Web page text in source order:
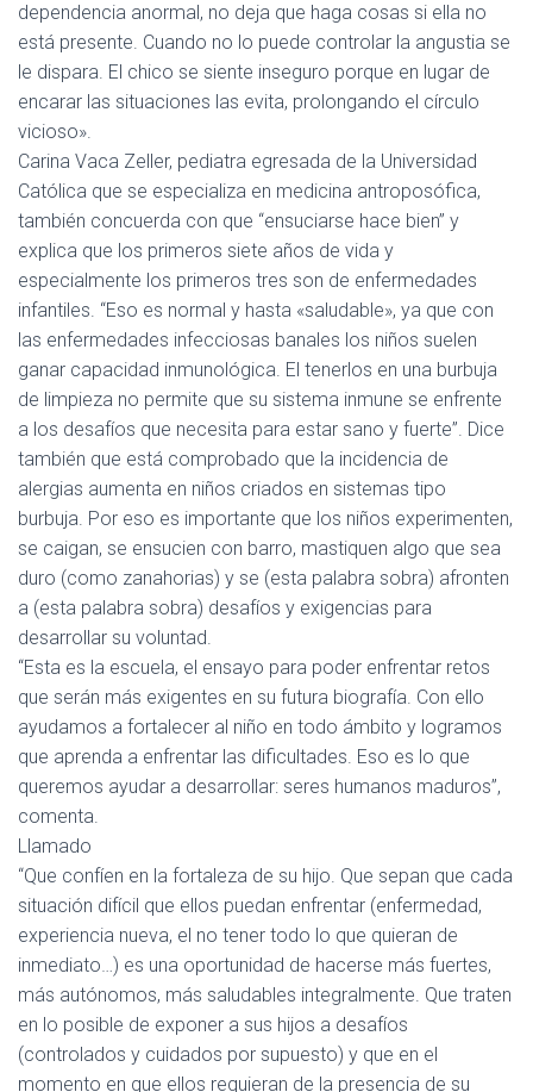
dependencia anormal, no deja que haga cosas si ella no
está presente. Cuando no lo puede controlar la angustia se
le dispara. El chico se siente inseguro porque en lugar de
encarar las situaciones las evita, prolongando el círculo
vicioso».
Carina Vaca Zeller, pediatra egresada de la Universidad
Católica que se especializa en medicina antroposófica,
también concuerda con que “ensuciarse hace bien” y
explica que los primeros siete años de vida y
especialmente los primeros tres son de enfermedades
infantiles. “Eso es normal y hasta «saludable», ya que con
las enfermedades infecciosas banales los niños suelen
ganar capacidad inmunológica. El tenerlos en una burbuja
de limpieza no permite que su sistema inmune se enfrente
a los desafíos que necesita para estar sano y fuerte”. Dice
también que está comprobado que la incidencia de
alergias aumenta en niños criados en sistemas tipo
burbuja. Por eso es importante que los niños experimenten,
se caigan, se ensucien con barro, mastiquen algo que sea
duro (como zanahorias) y se (esta palabra sobra) afronten
a (esta palabra sobra) desafíos y exigencias para
desarrollar su voluntad.
“Esta es la escuela, el ensayo para poder enfrentar retos
que serán más exigentes en su futura biografía. Con ello
ayudamos a fortalecer al niño en todo ámbito y logramos
que aprenda a enfrentar las dificultades. Eso es lo que
queremos ayudar a desarrollar: seres humanos maduros”,
comenta.
Llamado
“Que confíen en la fortaleza de su hijo. Que sepan que cada
situación difícil que ellos puedan enfrentar (enfermedad,
experiencia nueva, el no tener todo lo que quieran de
inmediato…) es una oportunidad de hacerse más fuertes,
más autónomos, más saludables integralmente. Que traten
en lo posible de exponer a sus hijos a desafíos
(controlados y cuidados por supuesto) y que en el
momento en que ellos requieran de la presencia de su